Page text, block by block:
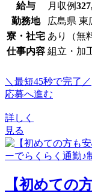
給与 月収例
勤務地
広島県 東
寮・社宅 あり（無
仕事内容 組立・加
＼最短45秒で完了／
応募へ進む
詳しく
見る
【初めての